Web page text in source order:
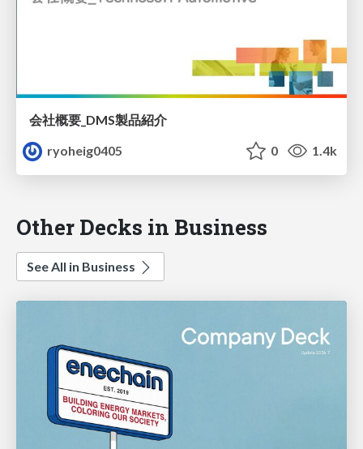
会社概要_DMS製品紹介
ryoheig0405
0 1.4k
Other Decks in Business
See All in Business